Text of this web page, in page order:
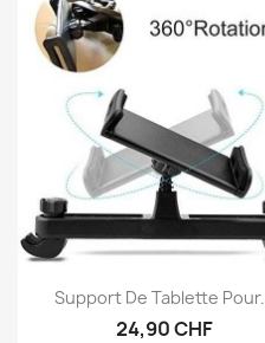
Anteprima
Support De Tablette
24,90 CHF